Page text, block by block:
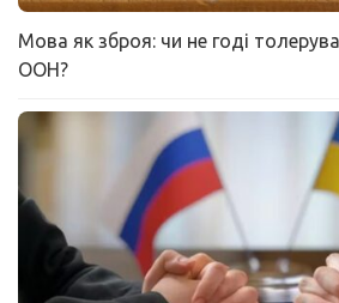
Мова як зброя: чи не годі
ООН?